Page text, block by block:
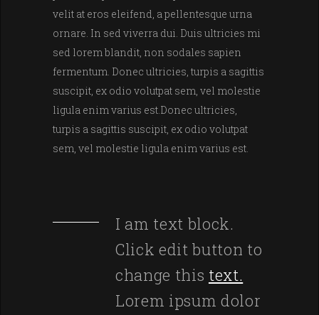
velit at eros eleifend, a pellentesque urna
ornare. In sed viverra dui. Duis ultricies mi
sed lorem blandit, non sodales sapien
fermentum. Donec ultricies, turpis a sagittis
suscipit, ex odio volutpat sem, vel molestie
ligula enim varius est.Donec ultricies,
turpis a sagittis suscipit, ex odio volutpat
sem, vel molestie ligula enim varius est.
I am text block.
Click edit button to
change this text.
Lorem ipsum dolor